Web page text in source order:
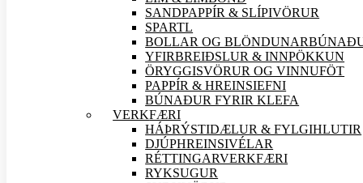
SANDPAPPÍR & SLÍPIVÖRUR
SPARTL
BOLLAR OG
YFIRBREIÐSLUR & INNPÖKKUN
ÖRYGGISVÖRUR OG VINNUFÖT
PAPPÍR & HREINSIEFNI
BÚNAÐUR FYRIR KLEFA
VERKFÆRI
HÁÞRÝSTIDÆLUR & FYLGIHLUTIR
DJÚPHREINSIVÉLAR
RÉTTINGARVERKFÆRI
RYKSUGUR